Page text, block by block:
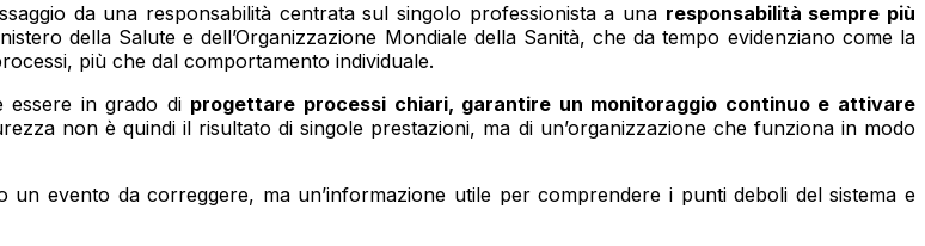
da una responsabilità centrata sul singolo professionista a una responsabilità sempre più
della Salute e dell’Organizzazione Mondiale della Sanità, che da tempo evidenziano come la
più che dal comportamento individuale.
essere in grado di progettare processi chiari, garantire un monitoraggio continuo e attivare
non è quindi il risultato di singole prestazioni, ma di un’organizzazione che funziona in modo
evento da correggere, ma un’informazione utile per comprendere i punti deboli del sistema e